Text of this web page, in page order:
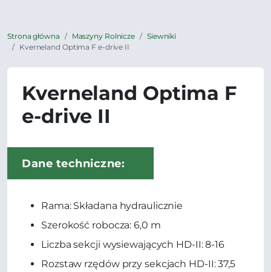
Strona główna Maszyny Rolnicze
Siewniki
Kverneland Optima F e-drive II
Kverneland Optima F
e-drive II
Dane techniczne:
Rama: Składana hydraulicznie
Szerokość robocza: 6,0 m
Liczba sekcji wysiewających HD-II: 8-16
Rozstaw rzędów przy sekcjach HD-II: 37,5